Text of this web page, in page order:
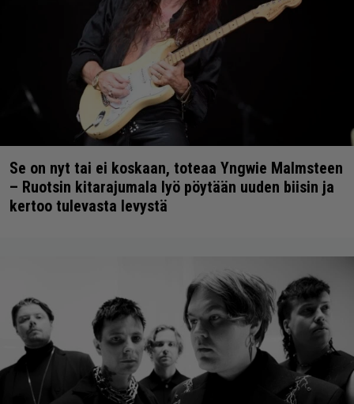
Se on nyt tai ei koskaan, toteaa Yngwie Malmsteen
– Ruotsin kitarajumala lyö pöytään uuden biisin ja
kertoo tulevasta levystä